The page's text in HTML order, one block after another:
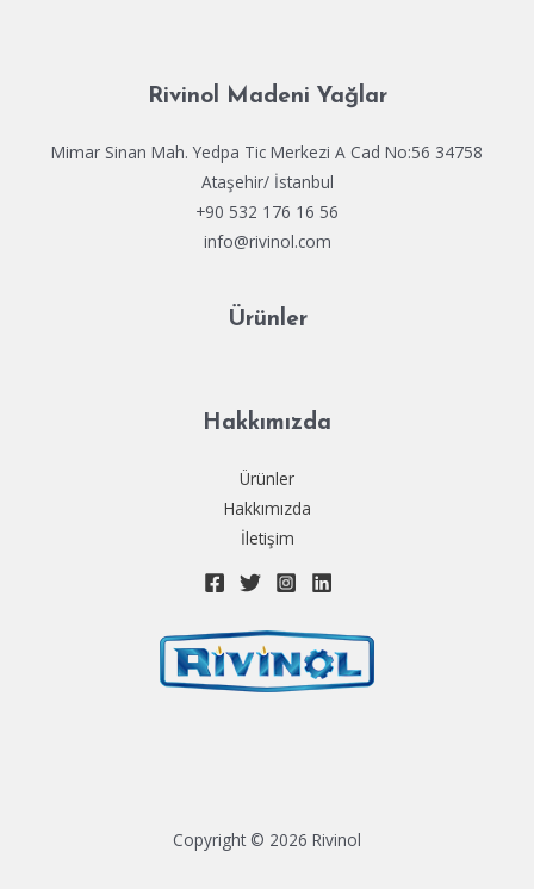
Rivinol Madeni Yağlar
Mimar Sinan Mah. Yedpa Tic Merkezi A Cad No:56 34758
Ataşehir/ İstanbul
+90 532 176 16 56
info@rivinol.com
Ürünler
Hakkımızda
Ürünler
Hakkımızda
İletişim
Copyright © 2026 Rivinol